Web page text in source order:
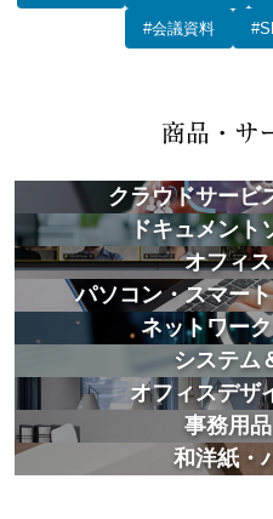
#会議資料
クラウドサービ
ドキュメント
オフィ
パソコン・スマー
ネットワー
システム
オフィスデザ
事務用
和洋紙・